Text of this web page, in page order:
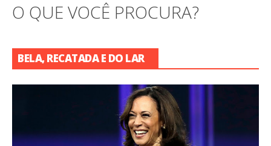
O QUE VOCÊ PROCURA?
BELA, RECATADA E DO LAR